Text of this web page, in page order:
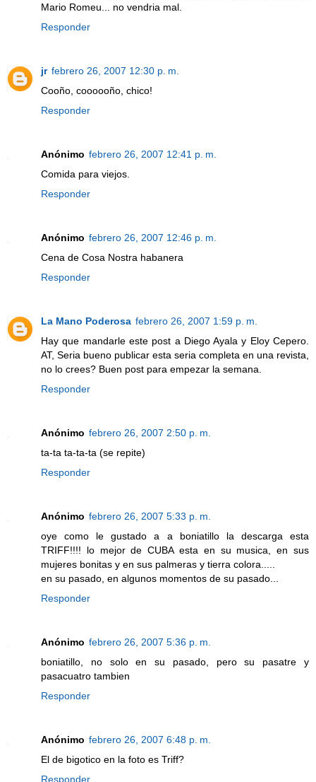
Mario Romeu... no vendria mal.
Responder
jr febrero 26, 2007 12:30 p. m.
Cooño, coooooño, chico!
Responder
Anónimo febrero 26, 2007 12:41 p. m.
Comida para viejos.
Responder
Anónimo febrero 26, 2007 12:46 p. m.
Cena de Cosa Nostra habanera
Responder
La Mano Poderosa febrero 26, 2007 1:59 p. m.
Hay que mandarle este post a Diego Ayala y Eloy Cepero.
AT, Seria bueno publicar esta seria completa en una revista,
no lo crees? Buen post para empezar la semana.
Responder
Anónimo febrero 26, 2007 2:50 p. m.
ta-ta ta-ta-ta (se repite)
Responder
Anónimo febrero 26, 2007 5:33 p. m.
oye como le gustado a a boniatillo la descarga esta
TRIFF!!!! lo mejor de CUBA esta en su musica, en sus
mujeres bonitas y en sus palmeras y tierra colora.....
en su pasado, en algunos momentos de su pasado...
Responder
Anónimo febrero 26, 2007 5:36 p. m.
boniatillo, no solo en su pasado, pero su pasatre y
pasacuatro tambien
Responder
Anónimo febrero 26, 2007 6:48 p. m.
El de bigotico en la foto es Triff?
Responder